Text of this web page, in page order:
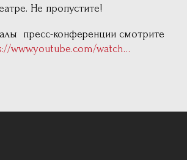
Не пропустите!
пресс-конференции смотрите
www.youtube.com/watch…